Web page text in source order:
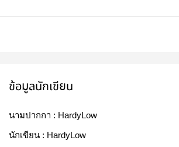
ข้อมูลนักเขียน
นามปากกา : HardyLow
นักเขียน : HardyLow